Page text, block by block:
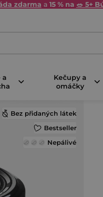
zdarma a 15 % na 🥗 5+
a
Kečupy a
omáčky
Bez přidaných látek
Bestseller
Nepálivé